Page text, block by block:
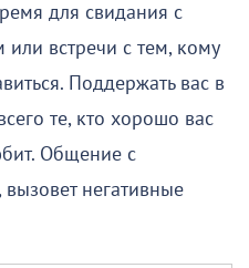
для свидания с
встречи с тем, кому
Поддержать вас в
те, кто хорошо вас
Общение с
негативные